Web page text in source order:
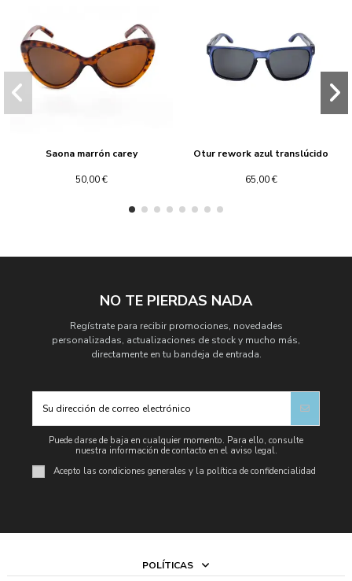
Saona marrón carey
50,00 €
Otur rework azul translúcido
65,00 €
NO TE PIERDAS NADA
Regístrate para recibir promociones, novedades
personalizadas, actualizaciones de stock y mucho más,
directamente en tu bandeja de entrada.
Puede darse de baja en cualquier momento. Para ello, consulte
nuestra información de contacto en el aviso legal.
Acepto las condiciones generales y la política de confidencialidad
POLÍTICAS